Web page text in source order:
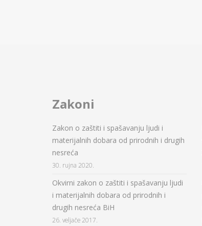
Zakoni
Zakon o zaštiti i spašavanju ljudi i
materijalnih dobara od prirodnih i drugih
nesreća
30. rujna 2020.
Okvirni zakon o zaštiti i spašavanju ljudi
i materijalnih dobara od prirodnih i
drugih nesreća BiH
26. veljače 2017.